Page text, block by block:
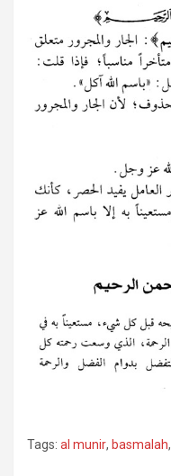
Tags: al munir, basmalah,